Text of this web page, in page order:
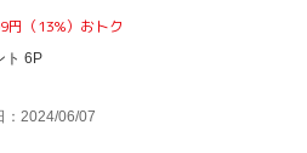
円（13%）おトク
ト 6P
：2024/06/07